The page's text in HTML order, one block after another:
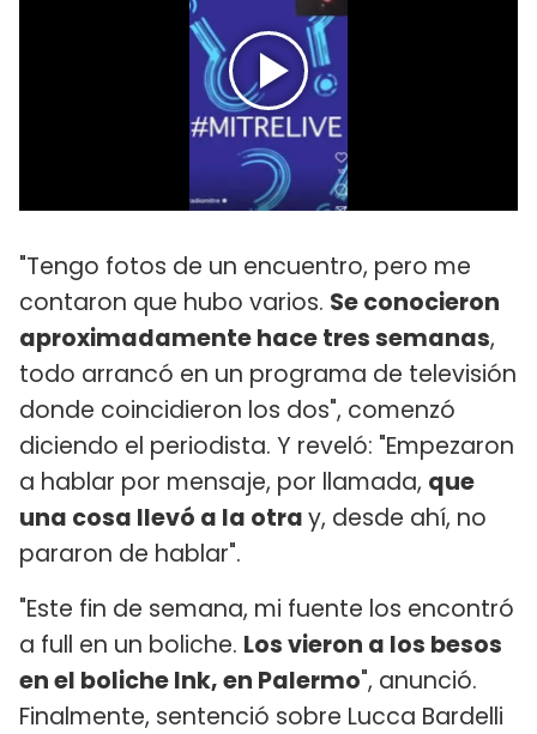
"Tengo fotos de un encuentro, pero me
contaron que hubo varios. Se conocieron
aproximadamente hace tres semanas,
todo arrancó en un programa de televisión
donde coincidieron los dos", comenzó
diciendo el periodista. Y reveló: "Empezaron
a hablar por mensaje, por llamada, que
una cosa llevó a la otray, desde ahí, no
pararon de hablar".
"Este fin de semana, mi fuente los encontró
a full en un boliche. Los vieron a los besos
en el boliche Ink, en Palermo", anunció.
Finalmente, sentenció sobre Lucca Bardelli